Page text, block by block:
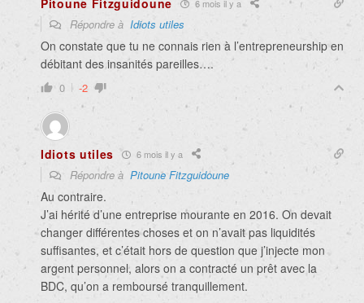
Pitoune Fitzguidoune 6 mois il y a
Répondre à Idiots utiles
On constate que tu ne connais rien à l’entrepreneurship en
débitant des insanités pareilles….
0 -2
Idiots utiles 6 mois il y a
Répondre à Pitoune Fitzguidoune
Au contraire.
J’ai hérité d’une entreprise mourante en 2016. On devait
changer différentes choses et on n’avait pas liquidités
suffisantes, et c’était hors de question que j’injecte mon
argent personnel, alors on a contracté un prêt avec la
BDC, qu’on a remboursé tranquillement.